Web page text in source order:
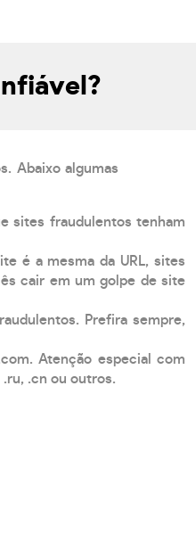
Abaixo algumas
sites fraudulentos tenham
é a mesma da URL, sites
cair em um golpe de site
Prefira sempre,
Atenção especial com
.cn ou outros.